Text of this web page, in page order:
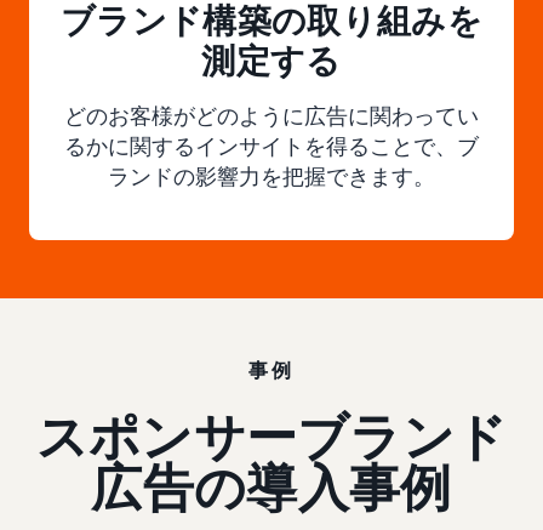
ブランド構築の取り組みを
測定する
どのお客様がどのように広告に関わってい
るかに関するインサイトを得ることで、ブ
ランドの影響力を把握できます。
事例
スポンサーブランド
広告の導入事例